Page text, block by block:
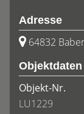
Adresse
64832
Objektdaten
Objekt-Nr.
LU1229